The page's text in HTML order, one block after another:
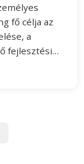
fő célja az
a
fejlesztési…